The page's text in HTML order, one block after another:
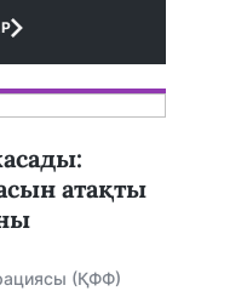
атақты
(ҚФФ)